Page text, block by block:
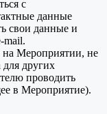
с
данные
свои данные и
mail.
на Мероприятии, не
для других
проводить
в Мероприятие).